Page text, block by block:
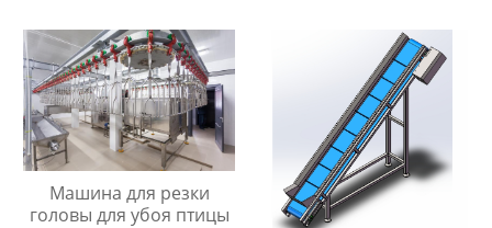
Машина для резки
головы для убоя птицы